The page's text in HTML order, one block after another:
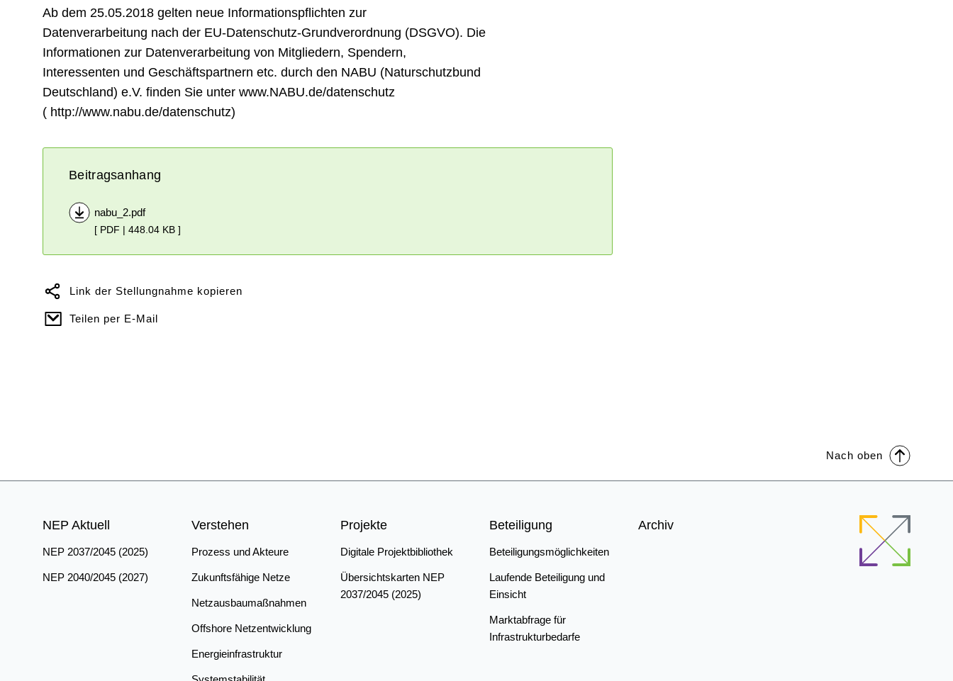
Ab dem 25.05.2018 gelten neue Informationspflichten zur
Datenverarbeitung nach der EU-Datenschutz-Grundverordnung (DSGVO). Die
Informationen zur Datenverarbeitung von Mitgliedern, Spendern,
Interessenten und Geschäftspartnern etc. durch den NABU (Naturschutzbund
Deutschland) e.V. finden Sie unter www.NABU.de/datenschutz
( http://www.nabu.de/datenschutz)
Beitragsanhang
nabu_2.pdf
[ PDF | 448.04 KB ]
Link der Stellungnahme kopieren
Teilen per E-Mail
Nach oben
NEP Aktuell
NEP 2037/2045 (2025)
NEP 2040/2045 (2027)
Verstehen
Prozess und Akteure
Zukunftsfähige Netze
Netzausbaumaßnahmen
Offshore Netzentwicklung
Energieinfrastruktur
Projekte
Digitale Projektbibliothek
Übersichtskarten NEP
2037/2045 (2025)
Beteiligung
Beteiligungsmöglichkeiten
Laufende Beteiligung und
Einsicht
Marktabfrage für
Infrastrukturbedarfe
Archiv